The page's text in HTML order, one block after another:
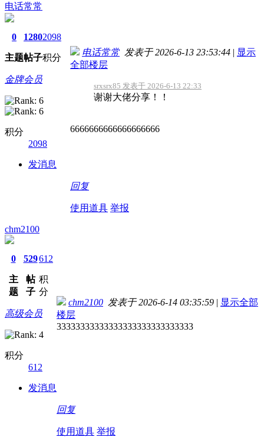
电话常常
0
主题
1280
帖子
2098
积分
金牌会员
积分
2098
发消息
电话常常发表于 2026-6-13 23:53:44 | 显示
全部楼层
srxsrx85 发表于 2026-6-13 22:33
谢谢大佬分享！！
6666666666666666666
回复
使用道具 举报
chm2100
0
主
题
529
帖
子
612
积
分
高级会员
积分
612
发消息
chm2100 发表于 2026-6-14 03:35:59 | 显示全部
楼层
33333333333333333333333333333
回复
使用道具 举报